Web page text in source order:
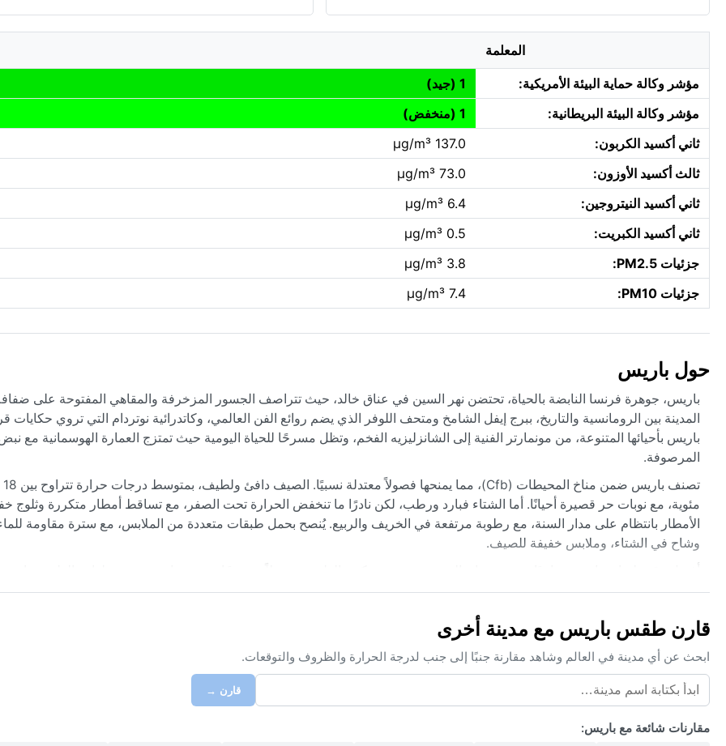
المعلمة
مؤشر وكالة حماية البيئة الأمريكية:
1 (جيد)
مؤشر وكالة البيئة البريطانية:
1 (منخفض)
ثاني أكسيد الكربون:
137.0 µg/m³
ثالث أكسيد الأوزون:
73.0 µg/m³
ثاني أكسيد النيتروجين:
6.4 µg/m³
ثاني أكسيد الكبريت:
0.5 µg/m³
جزئيات PM2.5:
3.8 µg/m³
جزئيات PM10:
7.4 µg/m³
حول باريس
باريس، جوهرة فرنسا النابضة بالحياة، تحتضن نهر السين في عناق خالد، حيث تتراصف الجسور المزخرفة والمقاهي المفتوحة على
المدينة بين الرومانسية والتاريخ، ببرج إيفل الشامخ ومتحف اللوفر الذي يضم روائع الفن العالمي، وكاتدرائية نوتردام التي تروي حكايات
باريس بأحيائها المتنوعة، من مونمارتر الفنية إلى الشانزليزيه الفخم، وتظل مسرحًا للحياة اليومية حيث تمتزج العمارة الهوسمانية مع
المرصوفة.
مئوية، مع نوبات حر قصيرة أحيانًا. أما الشتاء فبارد ورطب، لكن نادرًا ما تنخفض الحرارة تحت الصفر، مع تساقط أمطار متكررة وثلوج
الأمطار بانتظام على مدار السنة، مع رطوبة مرتفعة في الخريف والربيع. يُنصح بحمل طبقات متعددة من الملابس، مع سترة مقاومة
وشاح في الشتاء، وملابس خفيفة للصيف.
تضرب موجات حرارة قصيرة في يوليو وأغسطس، أو تتشكل ضبابات خريفية كثيفة تزيد المكان غموضًا. لا تشهد باريس أعاصير أو رياح
مميزة لاستكشاف سحرها اللامتناهي.
قارن طقس باريس مع مدينة أخرى
ابحث عن أي مدينة في العالم وشاهد مقارنة جنبًا إلى جنب لدرجة الحرارة والظروف والتوقعات.
قارن →
مقارنات شائعة مع باريس: